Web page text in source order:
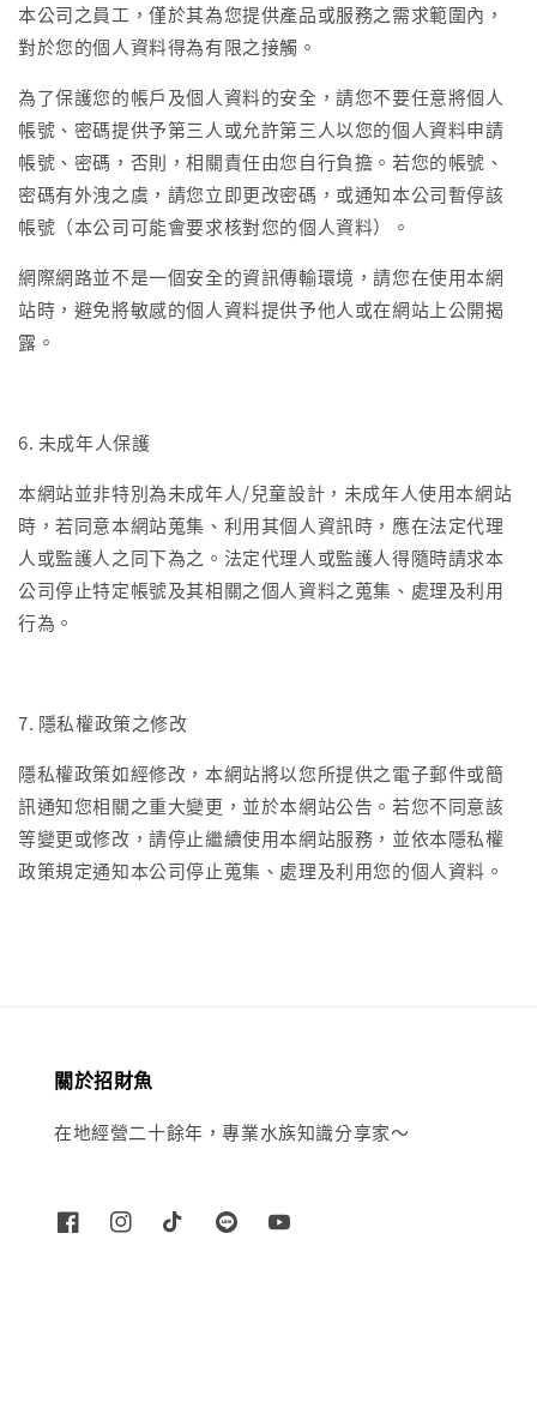
本公司之員工，僅於其為您提供產品或服務之需求範圍內，
對於您的個人資料得為有限之接觸。
為了保護您的帳戶及個人資料的安全，請您不要任意將個人
帳號、密碼提供予第三人或允許第三人以您的個人資料申請
帳號、密碼，否則，相關責任由您自行負擔。若您的帳號、
密碼有外洩之虞，請您立即更改密碼，或通知本公司暫停該
帳號（本公司可能會要求核對您的個人資料）。
網際網路並不是一個安全的資訊傳輸環境，請您在使用本網
站時，避免將敏感的個人資料提供予他人或在網站上公開揭
露。
6. 未成年人保護
本網站並非特別為未成年人/兒童設計，未成年人使用本網站
時，若同意本網站蒐集、利用其個人資訊時，應在法定代理
人或監護人之同下為之。法定代理人或監護人得隨時請求本
公司停止特定帳號及其相關之個人資料之蒐集、處理及利用
行為。
7. 隱私權政策之修改
隱私權政策如經修改，本網站將以您所提供之電子郵件或簡
訊通知您相關之重大變更，並於本網站公告。若您不同意該
等變更或修改，請停止繼續使用本網站服務，並依本隱私權
政策規定通知本公司停止蒐集、處理及利用您的個人資料。
關於招財魚
在地經營二十餘年，專業水族知識分享家～